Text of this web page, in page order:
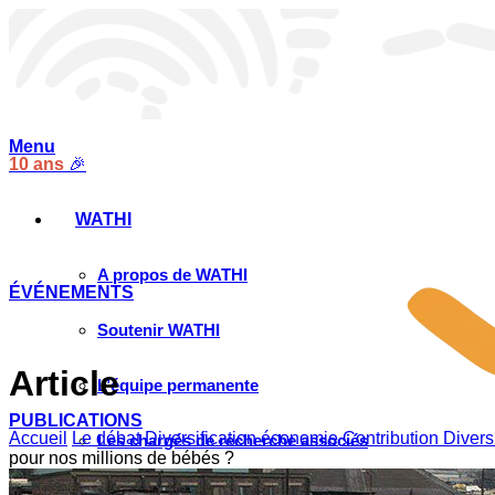
10 ans 🎉
ÉVÉNEMENTS
PUBLICATIONS
Menu
WATHI
A propos de WATHI
Soutenir WATHI
L’équipe permanente
Les chargés de recherche associés
Article
Accueil Le débat Diversification économie Contribution
pour nos millions de bébés ?